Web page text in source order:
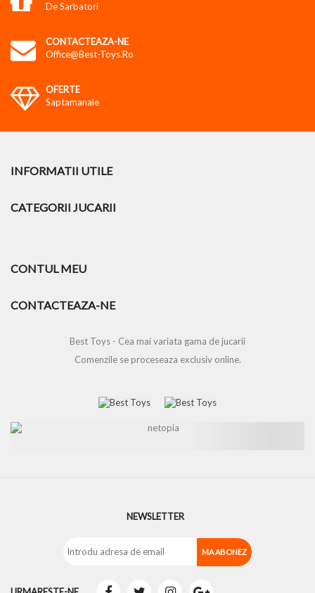
De Sarbatori
CONTACTEAZA-NE
Office@best-Toys.ro
OFERTE
Saptamanale
INFORMATII UTILE
CATEGORII JUCARII
CONTUL MEU
CONTACTEAZA-NE
Best Toys - Cea mai variata gama de jucarii
Comenzile se proceseaza exclusiv online.
NEWSLETTER